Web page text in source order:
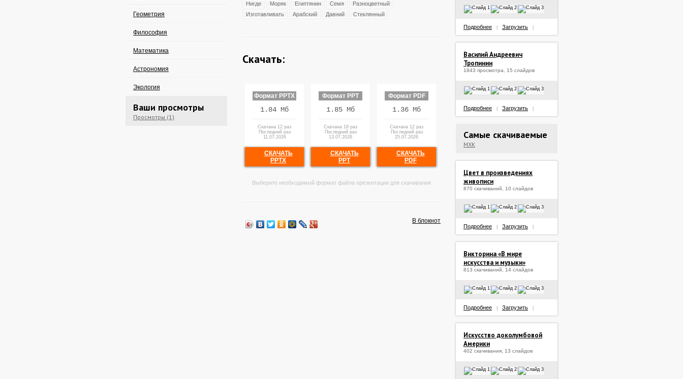
Геометрия
Философия
Математика
Астрономия
Экология
Ваши просмотры
Просмотры (1)
Нигде
Моряк Египтянин Семя
Разноцветный
Изготавливать
Арабский Давний Стеклянный
Скачать:
Формат PPTX
1.84 Мб
Скачана 12 раз
Последний раз
11.07.2026
СКАЧАТЬ
PPTX
Формат PPT
1.85 Мб
Скачана 18 раз
Последний раз
13.07.2026
СКАЧАТЬ
PPT
Формат PDF
1.36 Мб
Скачана 12 раз
Последний раз
25.07.2026
СКАЧАТЬ
PDF
Выберите необходимый формат файла презентации для скачивания
В блокнот
Подробнее Загрузить
Василий Андреевич
Тропинин
1843 просмотра, 15 слайдов
Подробнее Загрузить
Самые скачиваемые
МХК
Цвет в произведениях
живописи
870 скачиваний, 10 слайдов
Подробнее Загрузить
Викторина «В мире
искусства и музыки»
813 скачиваний, 14 слайдов
Подробнее Загрузить
Искусство доколумбовой
Америки
402 скачивания, 13 слайдов